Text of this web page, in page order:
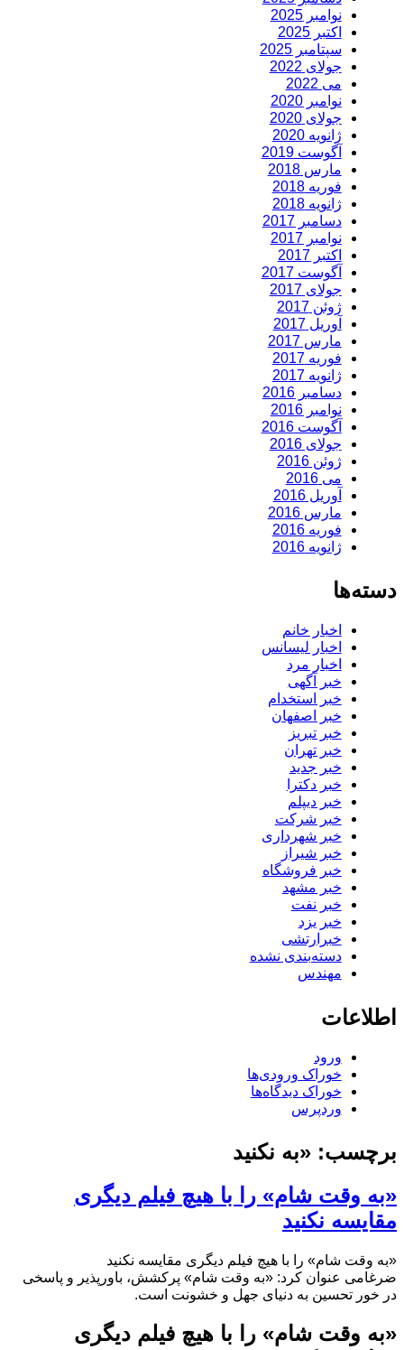
نوامبر 2025
اکتبر 2025
سپتامبر 2025
جولای 2022
می 2022
نوامبر 2020
جولای 2020
ژانویه 2020
آگوست 2019
مارس 2018
فوریه 2018
ژانویه 2018
دسامبر 2017
نوامبر 2017
اکتبر 2017
آگوست 2017
جولای 2017
ژوئن 2017
آوریل 2017
مارس 2017
فوریه 2017
ژانویه 2017
دسامبر 2016
نوامبر 2016
آگوست 2016
جولای 2016
ژوئن 2016
می 2016
آوریل 2016
مارس 2016
فوریه 2016
ژانویه 2016
دسته‌ها
اخبار خانم
اخبار لیسانس
اخبار مرد
خبر آگهی
خبر استخدام
خبر اصفهان
خبر تبریز
خبر تهران
خبر جدید
خبر دکترا
خبر دیپلم
خبر شرکت
خبر شهرداری
خبر شیراز
خبر فروشگاه
خبر مشهد
خبر نفت
خبر یزد
خبرارتشی
دسته‌بندی نشده
مهندس
اطلاعات
ورود
خوراک ورودی‌ها
خوراک دیدگاه‌ها
وردپرس
برچسب: «به نکنید
«به وقت شام» را با هیچ فیلم دیگری
مقایسه نکنید
«به وقت شام» را با هیچ فیلم دیگری مقایسه نکنید
ضرغامی عنوان کرد: «به وقت شام» پرکشش، باورپذیر و پاسخی
در خور تحسین به دنیای جهل و خشونت است.
«به وقت شام» را با هیچ فیلم دیگری